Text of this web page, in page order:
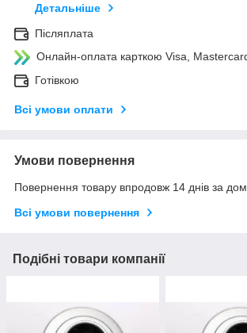
Детальніше
Післяплата
Онлайн-оплата карткою Visa,
Готівкою
Всі умови оплати
Умови повернення
Повернення товару впродовж 14 днів за
Всі умови повернення
Подібні товари компанії